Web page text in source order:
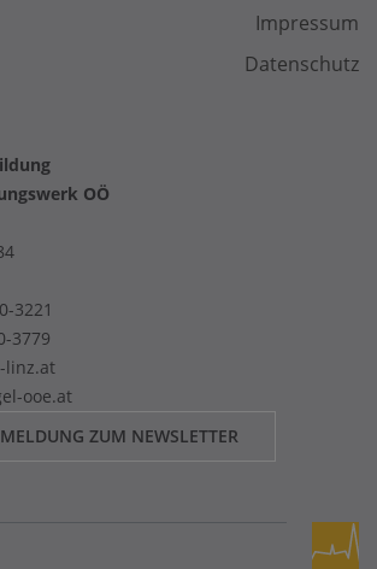
Impressum
Datenschutz
OÖ
3221
3779
linz.at
ooe.at
ZUM NEWSLETTER